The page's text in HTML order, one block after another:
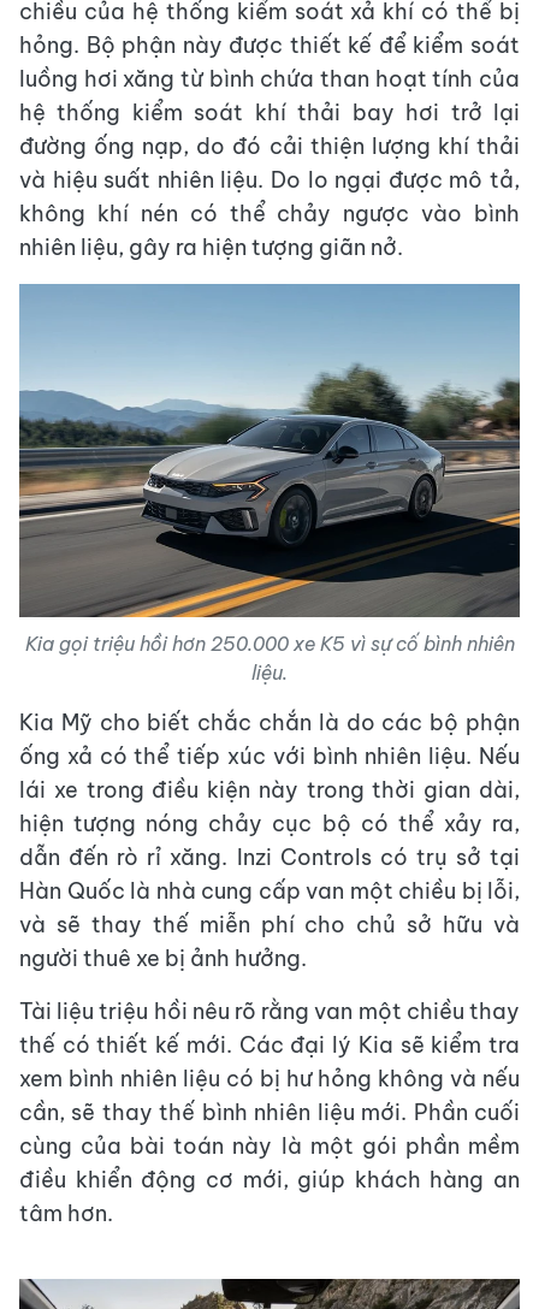
chiều của hệ thống kiểm soát xả khí có thể bị
hỏng. Bộ phận này được thiết kế để kiểm soát
luồng hơi xăng từ bình chứa than hoạt tính của
hệ thống kiểm soát khí thải bay hơi trở lại
đường ống nạp, do đó cải thiện lượng khí thải
và hiệu suất nhiên liệu. Do lo ngại được mô tả,
không khí nén có thể chảy ngược vào bình
nhiên liệu, gây ra hiện tượng giãn nở.
Kia gọi triệu hồi hơn 250.000 xe K5 vì sự cố bình nhiên
liệu.
Kia Mỹ cho biết chắc chắn là do các bộ phận
ống xả có thể tiếp xúc với bình nhiên liệu. Nếu
lái xe trong điều kiện này trong thời gian dài,
hiện tượng nóng chảy cục bộ có thể xảy ra,
dẫn đến rò rỉ xăng. Inzi Controls có trụ sở tại
Hàn Quốc là nhà cung cấp van một chiều bị lỗi,
và sẽ thay thế miễn phí cho chủ sở hữu và
người thuê xe bị ảnh hưởng.
Tài liệu triệu hồi nêu rõ rằng van một chiều thay
thế có thiết kế mới. Các đại lý Kia sẽ kiểm tra
xem bình nhiên liệu có bị hư hỏng không và nếu
cần, sẽ thay thế bình nhiên liệu mới. Phần cuối
cùng của bài toán này là một gói phần mềm
điều khiển động cơ mới, giúp khách hàng an
tâm hơn.